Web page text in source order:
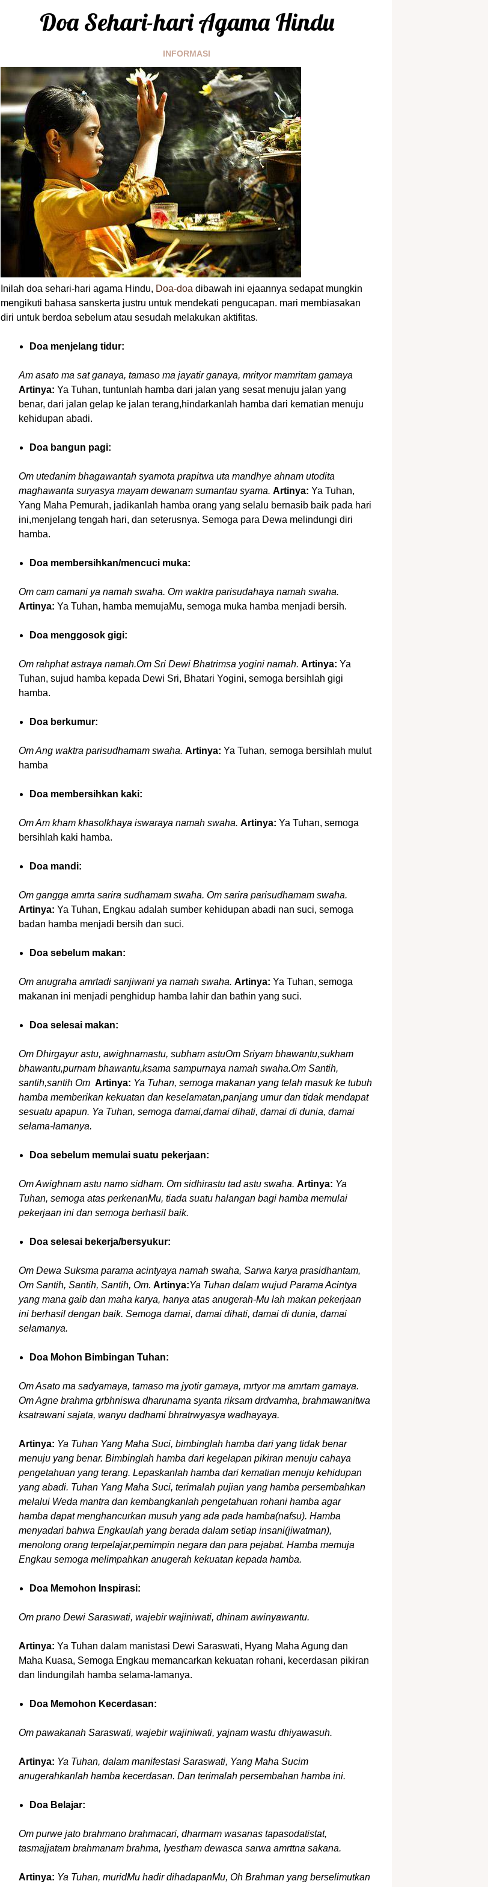
Doa Sehari-hari Agama Hindu
INFORMASI
Inilah doa sehari-hari agama Hindu, Doa-doa dibawah ini ejaannya sedapat mungkin
mengikuti bahasa sanskerta justru untuk mendekati pengucapan. mari membiasakan
diri untuk berdoa sebelum atau sesudah melakukan aktifitas.
Doa menjelang tidur:
Am asato ma sat ganaya, tamaso ma jayatir ganaya, mrityor mamritam gamaya
Artinya: Ya Tuhan, tuntunlah hamba dari jalan yang sesat menuju jalan yang
benar, dari jalan gelap ke jalan terang,hindarkanlah hamba dari kematian menuju
kehidupan abadi.
Doa bangun pagi:
Om utedanim bhagawantah syamota prapitwa uta mandhye ahnam utodita
maghawanta suryasya mayam dewanam sumantau syama. Artinya: Ya Tuhan,
Yang Maha Pemurah, jadikanlah hamba orang yang selalu bernasib baik pada hari
ini,menjelang tengah hari, dan seterusnya. Semoga para Dewa melindungi diri
hamba.
Doa membersihkan/mencuci muka:
Om cam camani ya namah swaha. Om waktra parisudahaya namah swaha.
Artinya: Ya Tuhan, hamba memujaMu, semoga muka hamba menjadi bersih.
Doa menggosok gigi:
Om rahphat astrayanamah.Om Sri Dewi Bhatrimsa yogini namah. Artinya: Ya
Tuhan, sujud hamba kepada Dewi Sri, Bhatari Yogini, semoga bersihlah gigi
hamba.
Doa berkumur:
Om Ang waktra parisudhamam swaha. Artinya: Ya Tuhan, semoga bersihlah mulut
hamba
Doa membersihkan kaki:
Om Am kham khasolkhaya iswaraya namah swaha. Artinya: Ya Tuhan, semoga
bersihlah kaki hamba.
Doa mandi:
Om gangga amrta sarira sudhamam swaha. Om sarira parisudhamam swaha.
Artinya: Ya Tuhan, Engkau adalah sumber kehidupan abadi nan suci, semoga
badan hamba menjadi bersih dan suci.
Doa sebelum makan:
Om anugraha amrtadi sanjiwani ya namah swaha. Artinya: Ya Tuhan, semoga
makanan ini menjadi penghidup hamba lahir dan bathin yang suci.
Doa selesai makan:
Om Dhirgayur astu, awighnamastu, subham astuOm Sriyam bhawantu,sukham
bhawantu,purnam bhawantu,ksama sampurnaya namahswaha.Om Santih,
santih,santih Om Artinya: Ya Tuhan, semoga makanan yang telah masuk ke tubuh
hamba memberikan kekuatan dan keselamatan,panjang umur dan tidak mendapat
sesuatu apapun. Ya Tuhan, semoga damai,damai dihati, damai di dunia, damai
selama-lamanya.
Doa sebelum memulai suatu pekerjaan:
Om Awighnam astu namo sidham. Om sidhirastu tad astu swaha. Artinya: Ya
Tuhan, semoga atas perkenanMu, tiada suatu halangan bagi hamba memulai
pekerjaan ini dan semoga berhasil baik.
Doa selesai bekerja/bersyukur:
Om Dewa Suksma parama acintyaya namah swaha, Sarwa karya prasidhantam,
Om Santih, Santih, Santih, Om.Artinya:Ya Tuhan dalam wujud Parama Acintya
yang mana gaib dan maha karya, hanya atas anugerah-Mu lah makan pekerjaan
ini berhasil dengan baik. Semoga damai, damai dihati, damai di dunia, damai
selamanya.
Doa Mohon Bimbingan Tuhan:
Om Asato ma sadyamaya, tamaso ma jyotir gamaya, mrtyor ma amrtam gamaya.
Om Agne brahma grbhniswa dharunama syanta riksam drdvamha, brahmawanitwa
ksatrawani sajata, wanyu dadhami bhratrwyasya wadhayaya.
Artinya: Ya Tuhan Yang Maha Suci, bimbinglah hamba dari yang tidak benar
menuju yang benar. Bimbinglah hamba dari kegelapan pikiran menuju cahaya
pengetahuan yang terang. Lepaskanlah hamba dari kematian menuju kehidupan
yang abadi. Tuhan Yang Maha Suci, terimalah pujian yang hamba persembahkan
melalui Weda mantra dan kembangkanlah pengetahuan rohani hamba agar
hamba dapat menghancurkan musuh yang ada pada hamba(nafsu). Hamba
menyadari bahwa Engkaulah yang berada dalam setiap insani(jiwatman),
menolong orang terpelajar,pemimpin negara dan para pejabat. Hamba memuja
Engkau semoga melimpahkan anugerah kekuatan kepada hamba.
Doa Memohon Inspirasi:
Om prano Dewi Saraswati, wajebir wajiniwati, dhinam awinyawantu.
Artinya: Ya Tuhan dalam manistasi Dewi Saraswati, Hyang Maha Agung dan
Maha Kuasa, Semoga Engkau memancarkan kekuatan rohani, kecerdasan pikiran
dan lindungilah hamba selama-lamanya.
Doa Memohon Kecerdasan:
Om pawakanah Saraswati, wajebir wajiniwati, yajnam wastu dhiyawasuh.
Artinya: Ya Tuhan, dalam manifestasi Saraswati, Yang Maha Sucim
anugerahkanlah hamba kecerdasan. Dan terimalah persembahan hamba ini.
Doa Belajar:
Om purwe jato brahmano brahmacari, dharmam wasanas tapasodatistat,
tasmajjatam brahmanam brahma, Iyestham dewasca sarwa amrttna sakana.
Artinya: Ya Tuhan, muridMu hadir dihadapanMu, Oh Brahman yang berselimutkan